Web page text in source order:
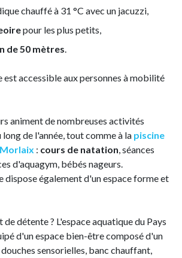
chauffé à 31 °C avec un jacuzzi,
pour les plus petits,
de 50 mètres.
est accessible aux personnes à mobilité
animent de nombreuses activités
de l'année, tout comme à la piscine
: cours de natation, séances
d'aquagym, bébés nageurs.
dispose également d'un espace forme et
de détente ? L'espace aquatique du Pays
d'un espace bien-être composé d'un
douches sensorielles, banc chauffant,